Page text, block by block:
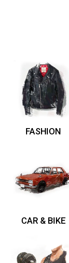
FASHION
CAR & BIKE